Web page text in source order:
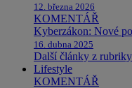
12. března 2026
KOMENTÁŘ
Kyberzákon: Nové
16. dubna 2025
Další články z
Lifestyle
KOMENTÁŘ